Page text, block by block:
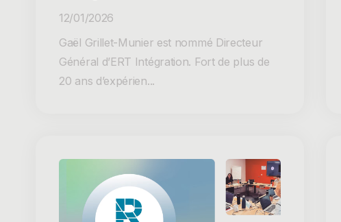
12/01/2026
Gaël Grillet-Munier est nommé Directeur
Général d’ERT Intégration. Fort de plus de
20 ans d’expérien...